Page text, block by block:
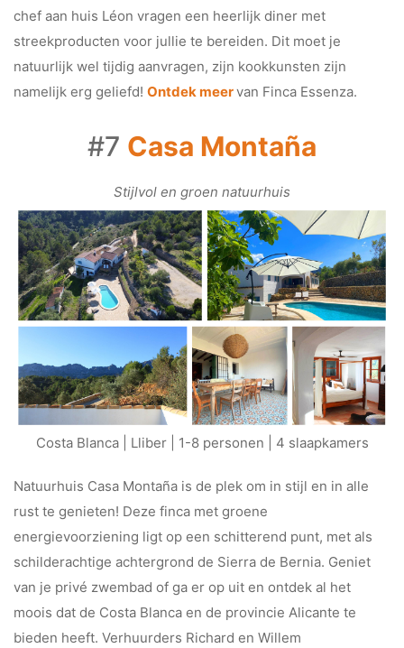
chef aan huis Léon vragen een heerlijk diner met
streekproducten voor jullie te bereiden. Dit moet je
natuurlijk wel tijdig aanvragen, zijn kookkunsten zijn
namelijk erg geliefd! Ontdek meervan Finca Essenza.
#7 Casa Montaña
Stijlvol en groen natuurhuis
Costa Blanca | Lliber | 1-8 personen | 4 slaapkamers
Natuurhuis Casa Montaña is de plek om in stijl en in alle
rust te genieten! Deze finca met groene
energievoorziening ligt op een schitterend punt, met als
schilderachtige achtergrond de Sierra de Bernia. Geniet
van je privé zwembad of ga er op uit en ontdek al het
moois dat de Costa Blanca en de provincie Alicante te
bieden heeft. Verhuurders Richard en Willem